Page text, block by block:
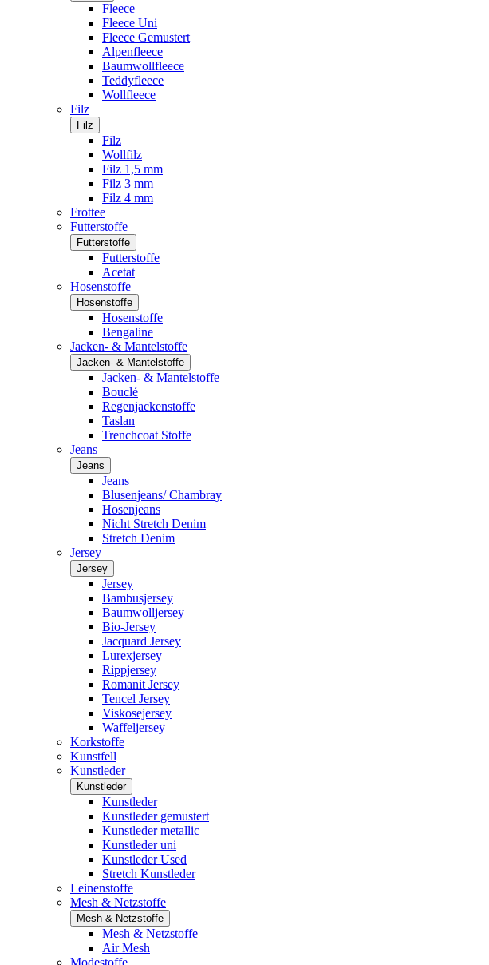
Fleece
Fleece Uni
Fleece Gemustert
Alpenfleece
Baumwollfleece
Teddyfleece
Wollfleece
Filz
Filz
Filz
Wollfilz
Filz 1,5 mm
Filz 3 mm
Filz 4 mm
Frottee
Futterstoffe
Futterstoffe
Futterstoffe
Acetat
Hosenstoffe
Hosenstoffe
Hosenstoffe
Bengaline
Jacken- & Mantelstoffe
Jacken- & Mantelstoffe
Jacken- & Mantelstoffe
Bouclé
Regenjackenstoffe
Taslan
Trenchcoat Stoffe
Jeans
Jeans
Jeans
Blusenjeans/ Chambray
Hosenjeans
Nicht Stretch Denim
Stretch Denim
Jersey
Jersey
Jersey
Bambusjersey
Baumwolljersey
Bio-Jersey
Jacquard Jersey
Lurexjersey
Rippjersey
Romanit Jersey
Tencel Jersey
Viskosejersey
Waffeljersey
Korkstoffe
Kunstfell
Kunstleder
Kunstleder
Kunstleder
Kunstleder gemustert
Kunstleder metallic
Kunstleder uni
Kunstleder Used
Stretch Kunstleder
Leinenstoffe
Mesh & Netzstoffe
Mesh & Netzstoffe
Mesh & Netzstoffe
Air Mesh
Modestoffe